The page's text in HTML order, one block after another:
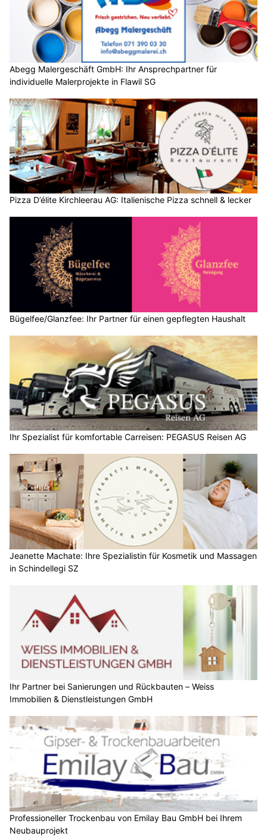
Abegg Malergeschäft GmbH: Ihr Ansprechpartner für
individuelle Malerprojekte in Flawil SG
Pizza D’élite Kirchleerau AG: Italienische Pizza schnell & lecker
Bügelfee/Glanzfee: Ihr Partner für einen gepflegten Haushalt
Ihr Spezialist für komfortable Carreisen: PEGASUS Reisen AG
Jeanette Machate: Ihre Spezialistin für Kosmetik und Massagen
in Schindellegi SZ
Ihr Partner bei Sanierungen und Rückbauten – Weiss
Immobilien & Dienstleistungen GmbH
Professioneller Trockenbau von Emilay Bau GmbH bei Ihrem
Neubauprojekt